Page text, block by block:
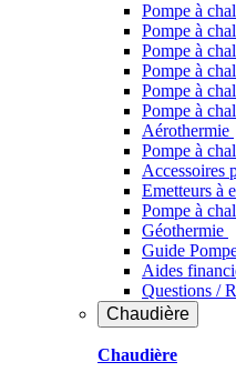
Pompe à
Pompe à
Pompe à
Pompe à
Pompe à
Pompe à
Aérothermie
Pompe à
Accessoires
Emetteurs à
Pompe à
Géothermie
Guide
Aides
Questions /
Chaudière
Chaudière